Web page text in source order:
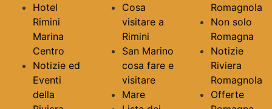
Hotel
Rimini
Marina
Centro
Notizie ed
Eventi
della
Cosa
visitare a
Rimini
San Marino
cosa fare e
visitare
Mare
Romagnola
Non solo
Romagna
Notizie
Riviera
Romagnola
Offerte